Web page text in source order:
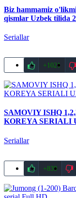
Biz hammamiz
qismlar Uzbek tilida
Seriallar
+1021
SAMOVIY ISHQ
KOREYA SERIALI
Seriallar
+839